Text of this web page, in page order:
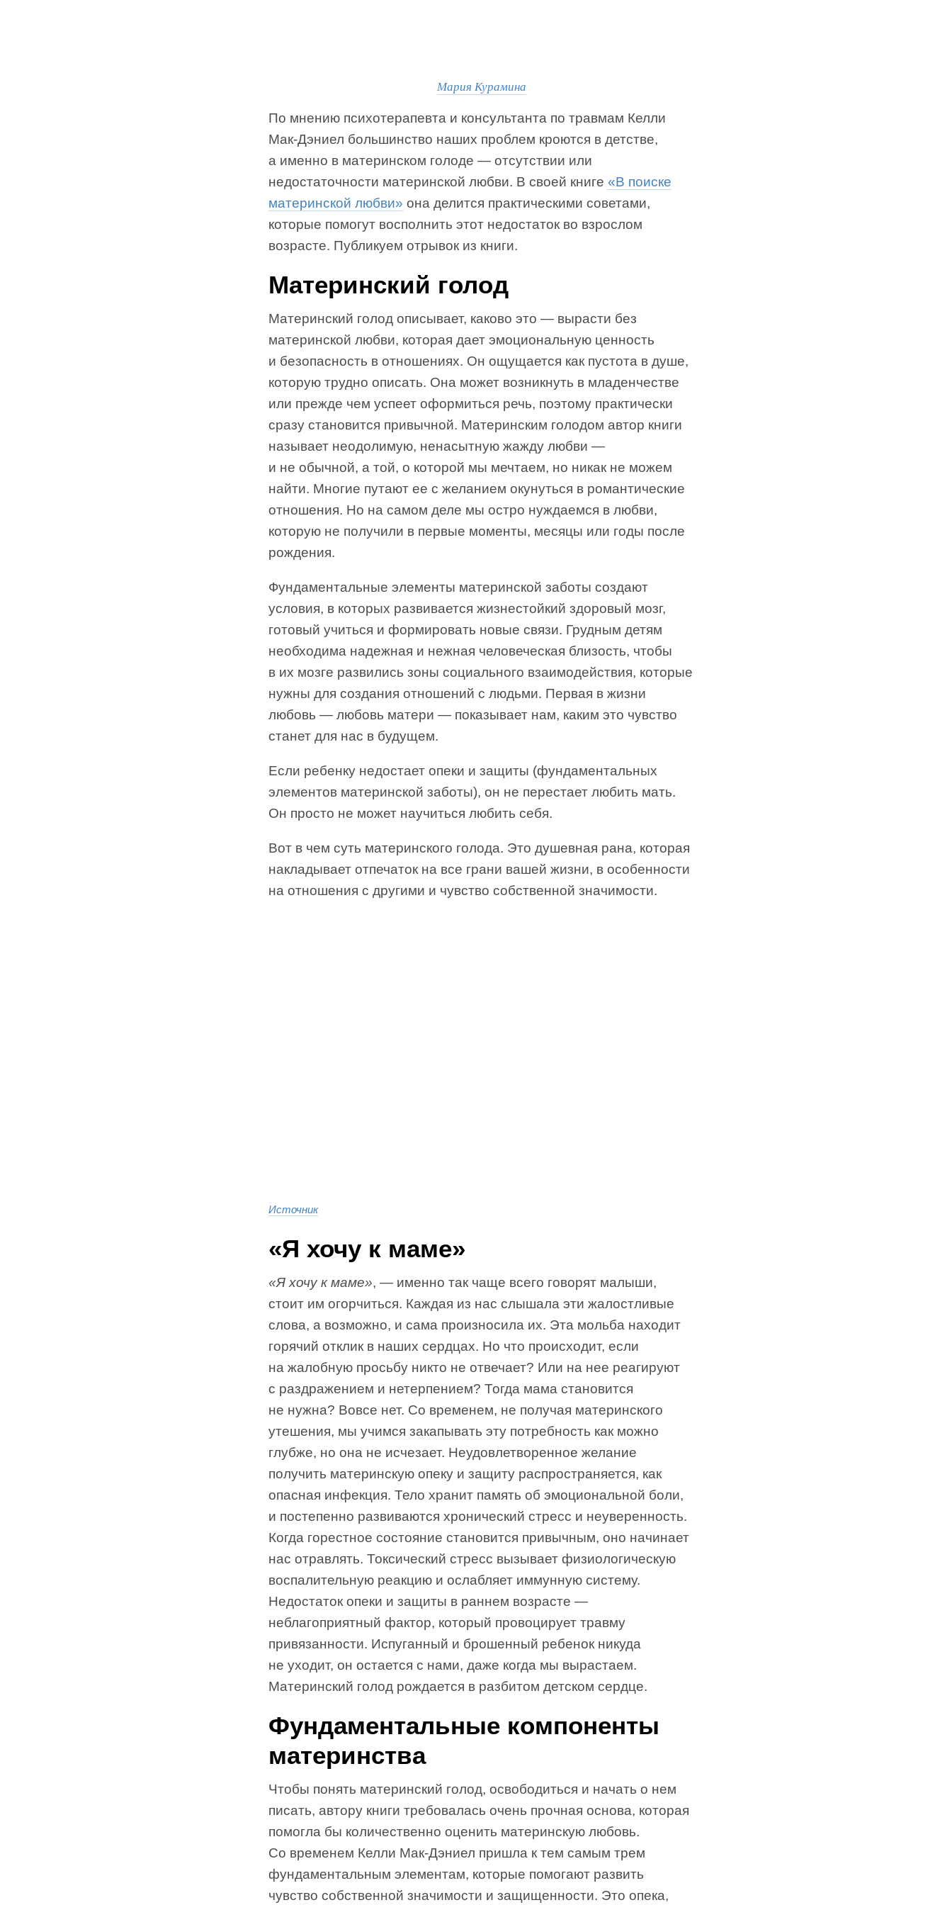
Мария Курамина
По мнению психотерапевта и консультанта по травмам Келли
Мак-Дэниел большинство наших проблем кроются в детстве,
а именно в материнском голоде — отсутствии или
недостаточности материнской любви. В своей книге «В поиске
материнской любви» она делится практическими советами,
которые помогут восполнить этот недостаток во взрослом
возрасте. Публикуем отрывок из книги.
Материнский голод
Материнский голод описывает, каково это — вырасти без
материнской любви, которая дает эмоциональную ценность
и безопасность в отношениях. Он ощущается как пустота в душе,
которую трудно описать. Она может возникнуть в младенчестве
или прежде чем успеет оформиться речь, поэтому практически
сразу становится привычной. Материнским голодом автор книги
называет неодолимую, ненасытную жажду любви —
и не обычной, а той, о которой мы мечтаем, но никак не можем
найти. Многие путают ее с желанием окунуться в романтические
отношения. Но на самом деле мы остро нуждаемся в любви,
которую не получили в первые моменты, месяцы или годы после
рождения.
Фундаментальные элементы материнской заботы создают
условия, в которых развивается жизнестойкий здоровый мозг,
готовый учиться и формировать новые связи. Грудным детям
необходима надежная и нежная человеческая близость, чтобы
в их мозге развились зоны социального взаимодействия, которые
нужны для создания отношений с людьми. Первая в жизни
любовь — любовь матери — показывает нам, каким это чувство
станет для нас в будущем.
Если ребенку недостает опеки и защиты (фундаментальных
элементов материнской заботы), он не перестает любить мать.
Он просто не может научиться любить себя.
Вот в чем суть материнского голода. Это душевная рана, которая
накладывает отпечаток на все грани вашей жизни, в особенности
на отношения с другими и чувство собственной значимости.
Источник
«Я хочу к маме»
«Я хочу к маме», — именно так чаще всего говорят малыши,
стоит им огорчиться. Каждая из нас слышала эти жалостливые
слова, а возможно, и сама произносила их. Эта мольба находит
горячий отклик в наших сердцах. Но что происходит, если
на жалобную просьбу никто не отвечает? Или на нее реагируют
с раздражением и нетерпением? Тогда мама становится
не нужна? Вовсе нет. Со временем, не получая материнского
утешения, мы учимся закапывать эту потребность как можно
глубже, но она не исчезает. Неудовлетворенное желание
получить материнскую опеку и защиту распространяется, как
опасная инфекция. Тело хранит память об эмоциональной боли,
и постепенно развиваются хронический стресс и неуверенность.
Когда горестное состояние становится привычным, оно начинает
нас отравлять. Токсический стресс вызывает физиологическую
воспалительную реакцию и ослабляет иммунную систему.
Недостаток опеки и защиты в раннем возрасте —
неблагоприятный фактор, который провоцирует травму
привязанности. Испуганный и брошенный ребенок никуда
не уходит, он остается с нами, даже когда мы вырастаем.
Материнский голод рождается в разбитом детском сердце.
Фундаментальные компоненты
материнства
Чтобы понять материнский голод, освободиться и начать о нем
писать, автору книги требовалась очень прочная основа, которая
помогла бы количественно оценить материнскую любовь.
Со временем Келли Мак-Дэниел пришла к тем самым трем
фундаментальным элементам, которые помогают развить
чувство собственной значимости и защищенности. Это опека,